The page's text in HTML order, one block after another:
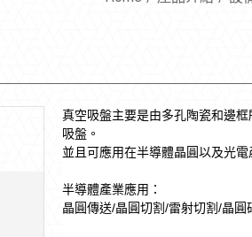
真空吸盤主要是由多孔陶瓷和邊
吸盤。
並且可應用在半導體晶圓以及光電
半導體產業應用：
晶圓傳送/晶圓切割/雷射切割/晶圓